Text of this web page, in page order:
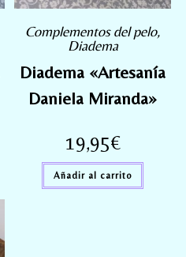
Complementos del pelo,
Diadema
Diadema «Artesanía
Daniela Miranda»
19,95€
Añadir al carrito